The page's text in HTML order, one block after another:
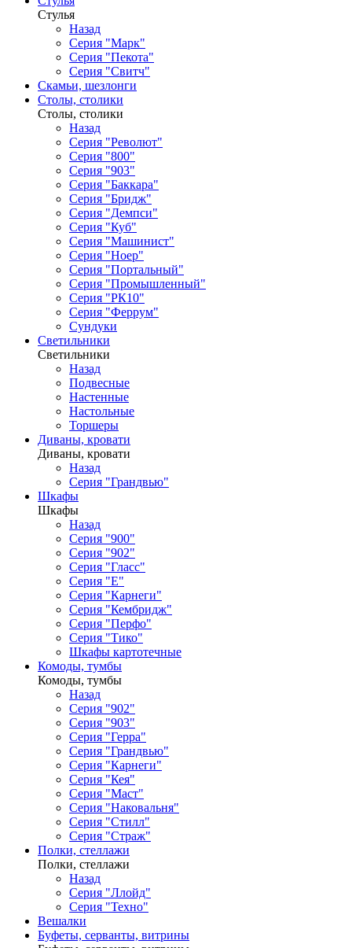
Стулья
Назад
Серия "Марк"
Серия "Пекота"
Серия "Свитч"
Скамьи, шезлонги
Столы, столики
Столы, столики
Назад
Серия "Револют"
Серия "800"
Серия "903"
Серия "Баккара"
Серия "Бридж"
Серия "Демпси"
Серия "Куб"
Серия "Машинист"
Серия "Ноер"
Серия "Портальный"
Серия "Промышленный"
Серия "РК10"
Серия "Феррум"
Сундуки
Светильники
Светильники
Назад
Подвесные
Настенные
Настольные
Торшеры
Диваны, кровати
Диваны, кровати
Назад
Серия "Грандвью"
Шкафы
Шкафы
Назад
Серия "900"
Серия "902"
Серия "Гласс"
Серия "Е"
Серия "Карнеги"
Серия "Кембридж"
Серия "Перфо"
Серия "Тико"
Шкафы картотечные
Комоды, тумбы
Комоды, тумбы
Назад
Серия "902"
Серия "903"
Серия "Герра"
Серия "Грандвью"
Серия "Карнеги"
Серия "Кея"
Серия "Маст"
Серия "Наковальня"
Серия "Стилл"
Серия "Страж"
Полки, стеллажи
Полки, стеллажи
Назад
Серия "Ллойд"
Серия "Техно"
Вешалки
Буфеты, серванты, витрины